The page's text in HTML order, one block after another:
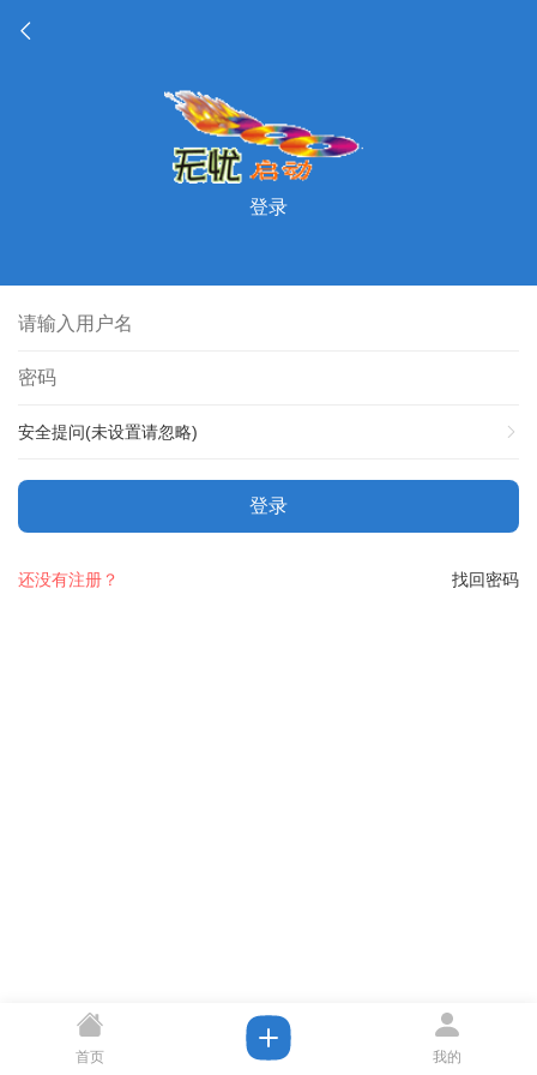
登录
安全提问(未设置请忽略)
登录
找回密码
还没有注册？
首页 我的